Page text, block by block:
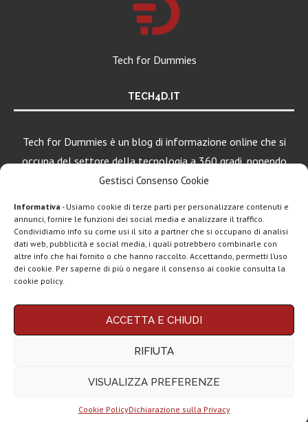
Gestisci Consenso Cookie
Informativa - Usiamo cookie di terze parti per personalizzare contenuti e
annunci, fornire le funzioni dei social media e analizzare il traffico.
Condividiamo info su come usi il sito a partner che si occupano di analisi
dati web, pubblicità e social media, i quali potrebbero combinarle con
altre info che hai fornito o che hanno raccolto. Accettando, permetti l’uso
dei cookie. Per saperne di più o negare il consenso ai cookie consulta la
cookie policy.
ACCETTA E CHIUDI
RIFIUTA
VISUALIZZA PREFERENZE
Cookie PolicyDichiarazione sulla Privacy
Tech for Dummies
TECH4D.IT
Tech for Dummies è un blog di informazione online che si
occupa del settore della tecnologia a 360 gradi, ponendo
una particolare attenzione al mondo Android, Apple e
Chi siamo Contatti Disclaimer Privacy policy
Questo blog non rappresenta una testata giornalistica in quanto viene aggiornato
Affiliazione Amazon EU, un programma che eroga ai siti una commissione
Tech4Dummies riceve un guadagno dagli acquisti idonei.
LEGGI ANCHE
Google lancia
Search Live con
Rassegna stampa
Business e la
dei...